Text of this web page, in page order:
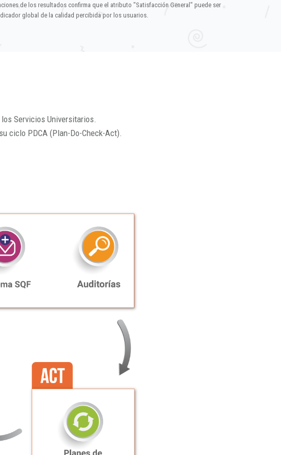
de los resultados confirma que el atributo "Satisfacción General" puede ser
global de la calidad percibida por los usuarios.
Servicios Universitarios.
ciclo PDCA (Plan-Do-Check-Act).